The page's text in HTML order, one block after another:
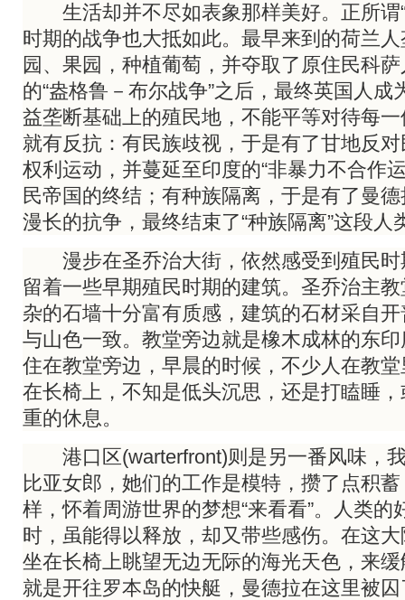
生活却并不尽如表象那样美好。正所谓“
时期的战争也大抵如此。最早来到的荷兰
园、果园，种植葡萄，并夺取了原住民科
的“盎格鲁－布尔战争”之后，最终英国人成
益垄断基础上的殖民地，不能平等对待每
就有反抗：有民族歧视，于是有了甘地反
权利运动，并蔓延至印度的“非暴力不合作
民帝国的终结；有种族隔离，于是有了曼
漫长的抗争，最终结束了“种族隔离”这段人
漫步在圣乔治大街，依然感受到殖民时
留着一些早期殖民时期的建筑。圣乔治主
杂的石墙十分富有质感，建筑的石材采自
与山色一致。教堂旁边就是橡木成林的东
住在教堂旁边，早晨的时候，不少人在教
在长椅上，不知是低头沉思，还是打瞌睡
重的休息。
港口区(warterfront)则是另一番风味，
比亚女郎，她们的工作是模特，攒了点积
样，怀着周游世界的梦想“来看看”。人类的
时，虽能得以释放，却又带些感伤。在这
坐在长椅上眺望无边无际的海光天色，来
就是开往罗本岛的快艇，曼德拉在这里被